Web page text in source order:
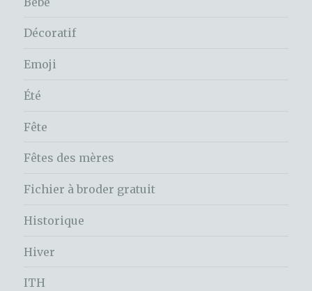
Décoratif
Emoji
Été
Fête
Fêtes des mères
Fichier à broder gratuit
Historique
Hiver
ITH